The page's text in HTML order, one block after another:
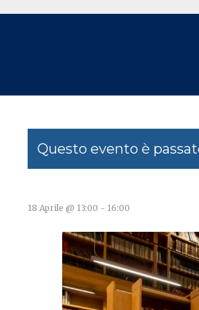
Questo evento è
18 Aprile @ 13:00 - 16:00